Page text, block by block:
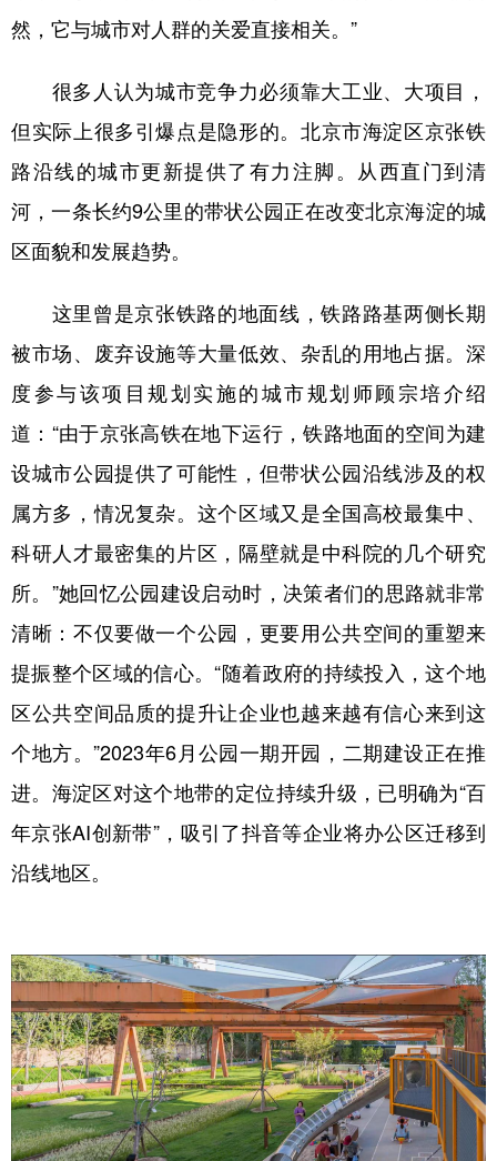
然，它与城市对人群的关爱直接相关。”
很多人认为城市竞争力必须靠大工业、大项目，
但实际上很多引爆点是隐形的。北京市海淀区京张铁
路沿线的城市更新提供了有力注脚。从西直门到清
河，一条长约9公里的带状公园正在改变北京海淀的城
区面貌和发展趋势。
这里曾是京张铁路的地面线，铁路路基两侧长期
被市场、废弃设施等大量低效、杂乱的用地占据。深
度参与该项目规划实施的城市规划师顾宗培介绍
道：“由于京张高铁在地下运行，铁路地面的空间为建
设城市公园提供了可能性，但带状公园沿线涉及的权
属方多，情况复杂。这个区域又是全国高校最集中、
科研人才最密集的片区，隔壁就是中科院的几个研究
所。”她回忆公园建设启动时，决策者们的思路就非常
清晰：不仅要做一个公园，更要用公共空间的重塑来
提振整个区域的信心。“随着政府的持续投入，这个地
区公共空间品质的提升让企业也越来越有信心来到这
个地方。”2023年6月公园一期开园，二期建设正在推
进。海淀区对这个地带的定位持续升级，已明确为“百
年京张AI创新带”，吸引了抖音等企业将办公区迁移到
沿线地区。